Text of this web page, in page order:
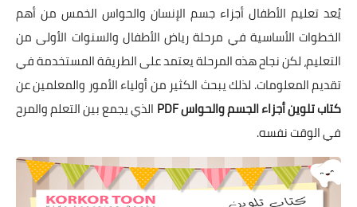
يُعد تعليم الأطفال أجزاء جسم الإنسان والحواس الخمس من أهم
الخطوات الأساسية في مرحلة رياض الأطفال والسنوات الأولى من
التعليم، لكن نجاح هذه المرحلة يعتمد على الطريقة المستخدمة في
تقديم المعلومات. لذلك يبحث الكثير من أولياء الأمور والمعلمين عن
كتاب تلوين أجزاء الجسم والحواس PDF
الذي يجمع بين التعلم والمرح
في الوقت نفسه.